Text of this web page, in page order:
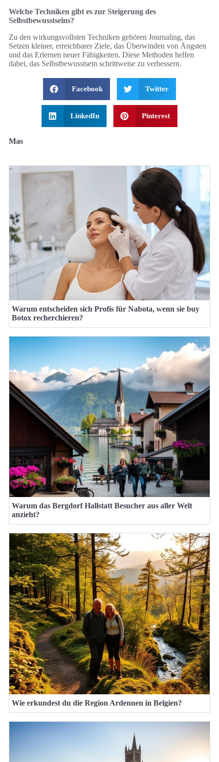
Welche Techniken gibt es zur Steigerung des
Selbstbewusstseins?
Zu den wirkungsvollsten Techniken gehören Journaling, das
Setzen kleiner, erreichbarer Ziele, das Überwinden von Ängsten
und das Erlernen neuer Fähigkeiten. Diese Methoden helfen
dabei, das Selbstbewusstsein schrittweise zu verbessern.
Facebook Twitter
LinkedIn Pinterest
Mas
Warum entscheiden sich Profis für Nabota, wenn sie buy
Botox recherchieren?
Warum das Bergdorf Hallstatt Besucher aus aller Welt
anzieht?
Wie erkundest du die Region Ardennen in Belgien?